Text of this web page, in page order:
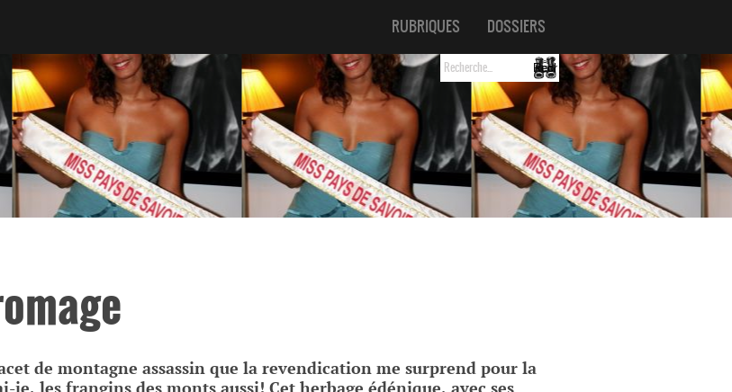
RUBRIQUES DOSSIERS
de montagne assassin que la revendication me surprend pour la